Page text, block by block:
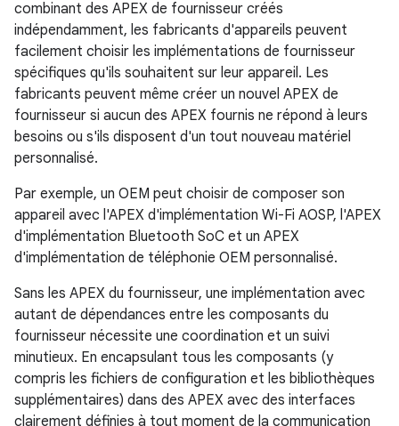
combinant des APEX de fournisseur créés
indépendamment, les fabricants d'appareils peuvent
facilement choisir les implémentations de fournisseur
spécifiques qu'ils souhaitent sur leur appareil. Les
fabricants peuvent même créer un nouvel APEX de
fournisseur si aucun des APEX fournis ne répond à leurs
besoins ou s'ils disposent d'un tout nouveau matériel
personnalisé.
Par exemple, un OEM peut choisir de composer son
appareil avec l'APEX d'implémentation Wi-Fi AOSP, l'APEX
d'implémentation Bluetooth SoC et un APEX
d'implémentation de téléphonie OEM personnalisé.
Sans les APEX du fournisseur, une implémentation avec
autant de dépendances entre les composants du
fournisseur nécessite une coordination et un suivi
minutieux. En encapsulant tous les composants (y
compris les fichiers de configuration et les bibliothèques
supplémentaires) dans des APEX avec des interfaces
clairement définies à tout moment de la communication